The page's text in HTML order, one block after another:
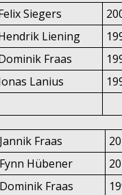
Siegers
Liening
Fraas
Lanius
Jannik Fraas
Fynn Hübener
Dominik Fraas